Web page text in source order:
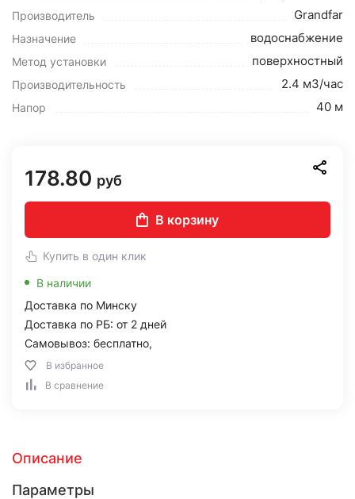
Производитель Grandfar
Назначение водоснабжение
Метод установки поверхностный
Производительность 2.4 м3/час
Напор 40 м
178.80 руб
В корзину
Купить в один клик
В наличии
Доставка по Минску
Доставка по РБ: от 2 дней
Самовывоз: бесплатно,
В избранное
В сравнение
Описание
Параметры